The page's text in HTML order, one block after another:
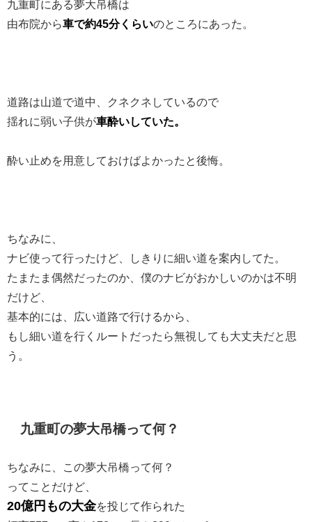
九重町にある夢大吊橋は
由布院から車で約45分くらいのところにあった。
道路は山道で道中、クネクネしているので
揺れに弱い子供が車酔いしていた。
酔い止めを用意しておけばよかったと後悔。
ちなみに、
ナビ使って行ったけど、しきりに細い道を案内してた。
たまたま偶然だったのか、僕のナビがおかしいのかは不明
だけど、
基本的には、広い道路で行けるから、
もし細い道を行くルートだったら無視しても大丈夫だと思
う。
九重町の夢大吊橋って何？
ちなみに、この夢大吊橋って何？
ってことだけど、
20億円もの大金を投じて作られた